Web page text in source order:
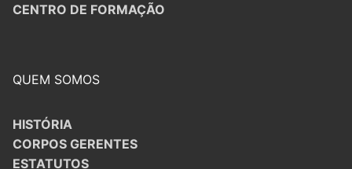
CENTRO DE FORMAÇÃO
QUEM SOMOS
HISTÓRIA
CORPOS GERENTES
ESTATUTOS